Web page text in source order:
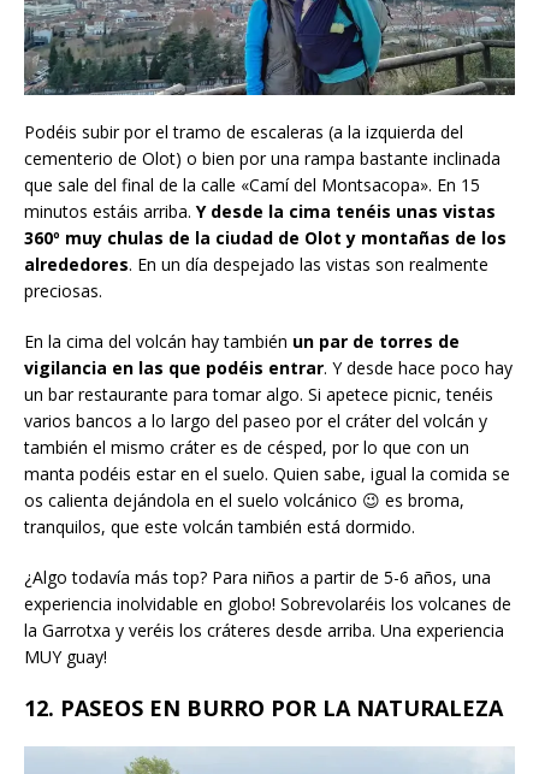
Podéis subir por el tramo de escaleras (a la izquierda del
cementerio de Olot) o bien por una rampa bastante inclinada
que sale del final de la calle «Camí del Montsacopa». En 15
minutos estáis arriba. Y desde la cima tenéis unas vistas
360º muy chulas de la ciudad de Olot y montañas de los
alrededores. En un día despejado las vistas son realmente
preciosas.
En la cima del volcán hay también un par de torres de
vigilancia en las que podéis entrar. Y desde hace poco hay
un bar restaurante para tomar algo. Si apetece picnic, tenéis
varios bancos a lo largo del paseo por el cráter del volcán y
también el mismo cráter es de césped, por lo que con un
manta podéis estar en el suelo. Quien sabe, igual la comida se
os calienta dejándola en el suelo volcánico 😉 es broma,
tranquilos, que este volcán también está dormido.
¿Algo todavía más top? Para niños a partir de 5-6 años, una
experiencia inolvidable en globo! Sobrevolaréis los volcanes de
la Garrotxa y veréis los cráteres desde arriba. Una experiencia
MUY guay!
12. PASEOS EN BURRO POR LA NATURALEZA